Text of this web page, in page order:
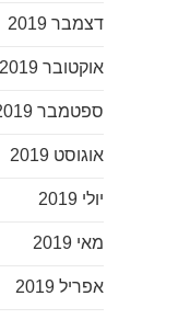
דצמבר 2019
אוקטובר 2019
ספטמבר 2019
אוגוסט 2019
יולי 2019
מאי 2019
אפריל 2019